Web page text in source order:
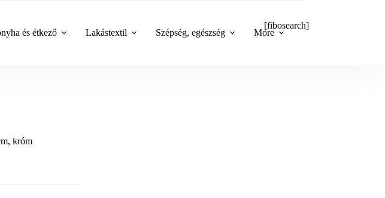
és étkező Lakástextil Szépség, egészség More
[fibosearch]
króm